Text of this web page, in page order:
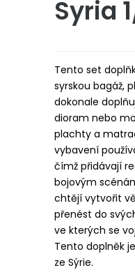
Syria
Tento set
syrskou bagáž,
dokonale
dioram nebo
plachty a
vybavení
čímž přidávají
bojovým
chtějí vytvořit
přenést do
ve kterých se
Tento doplněk
ze Sýrie.